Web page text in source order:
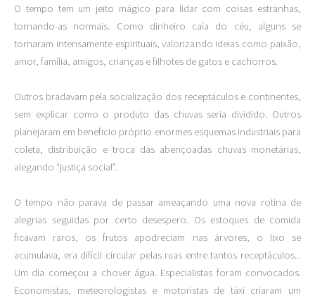
O tempo tem um jeito mágico para lidar com coisas estranhas,
tornando-as normais. Como dinheiro caía do céu, alguns se
tornaram intensamente espirituais, valorizando ideias como paixão,
amor, família, amigos, crianças e filhotes de gatos e cachorros.
Outros bradavam pela socialização dos receptáculos e continentes,
sem explicar como o produto das chuvas seria dividido. Outros
planejaram em beneficio próprio enormes esquemas industriais para
coleta, distribuição e troca das abençoadas chuvas monetárias,
alegando “justiça social”.
O tempo não parava de passar ameaçando uma nova rotina de
alegrias seguidas por certo desespero. Os estoques de comida
ficavam raros, os frutos apodreciam nas árvores, o lixo se
acumulava, era difícil circular pelas ruas entre tantos receptáculos...
Um dia começou a chover água. Especialistas foram convocados.
Economistas, meteorologistas e motoristas de táxi criaram um